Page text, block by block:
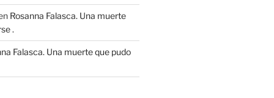
Rosanna Falasca. Una muerte
.
Falasca. Una muerte que pudo